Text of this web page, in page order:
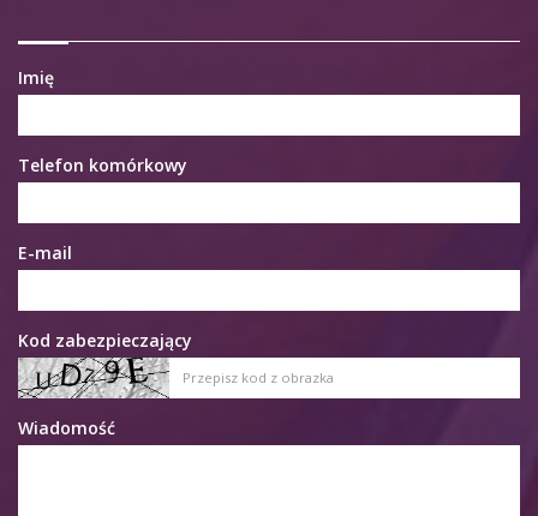
Imię
Telefon komórkowy
E-mail
Kod zabezpieczający
Wiadomość